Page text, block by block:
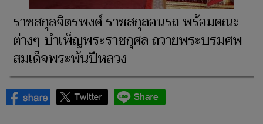
ราชสกุลจิตรพงศ์ ราชสกุลอนรถ พร้อมคณะ
ต่างๆ บำเพ็ญพระราชกุศล ถวายพระบรมศพ
สมเด็จพระพันปีหลวง